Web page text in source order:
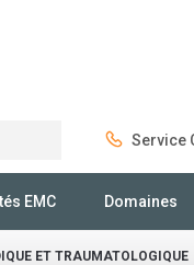
Service
EMC Domaines
ET TRAUMATOLOGIQUE